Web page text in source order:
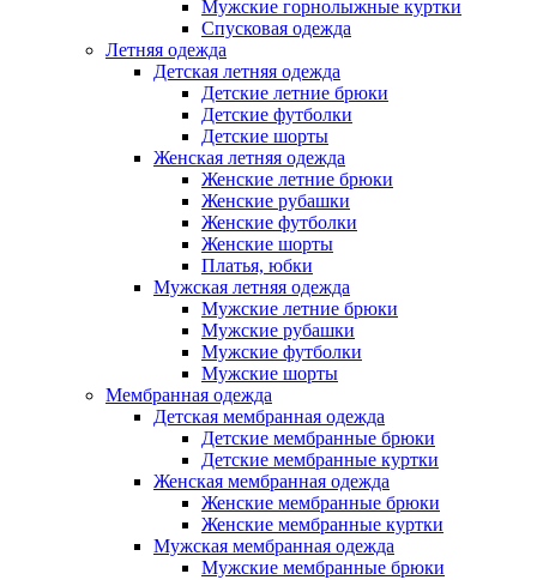
Мужские горнолыжные куртки
Спусковая одежда
Летняя одежда
Детская летняя одежда
Детские летние брюки
Детские футболки
Детские шорты
Женская летняя одежда
Женские летние брюки
Женские рубашки
Женские футболки
Женские шорты
Платья, юбки
Мужская летняя одежда
Мужские летние брюки
Мужские рубашки
Мужские футболки
Мужские шорты
Мембранная одежда
Детская мембранная одежда
Детские мембранные брюки
Детские мембранные куртки
Женская мембранная одежда
Женские мембранные брюки
Женские мембранные куртки
Мужская мембранная одежда
Мужские мембранные брюки